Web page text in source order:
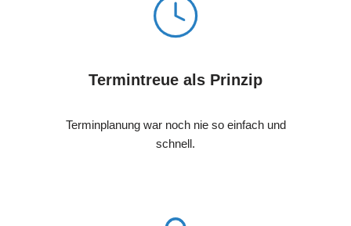
Termintreue als Prinzip
Terminplanung war noch nie so einfach und
schnell.